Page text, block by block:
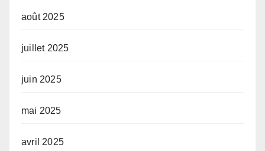
août 2025
juillet 2025
juin 2025
mai 2025
avril 2025